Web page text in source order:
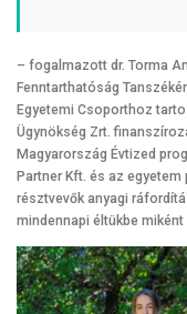
– fogalmazott dr. Torma
Fenntarthatóság
Egyetemi Csoporthoz
Ügynökség Zrt.
Magyarország Évtized
Partner Kft. és az
résztvevők anyagi
mindennapi éltükbe